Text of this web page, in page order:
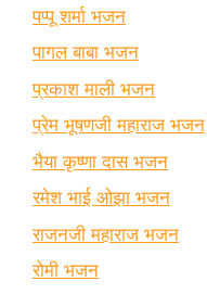
पप्पू शर्मा भजन
पागल बाबा भजन
प्रकाश माली भजन
प्रेम भूषणजी महाराज भजन
भैया कृष्णा दास भजन
रमेश भाई ओझा भजन
राजनजी महाराज भजन
रोमी भजन